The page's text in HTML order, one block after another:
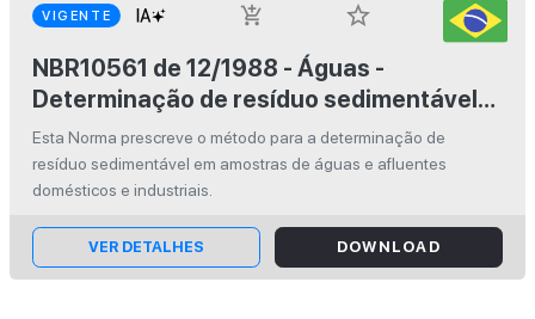
VIGENTE add_shopping_cart
star_border
NBR10561 de 12/1988 - Águas -
Determinação de resíduo sedimentável
(sólidos sedimentáveis) - Método do
cone de Imhoff - Método de ensaio
Esta Norma prescreve o método para a determinação de
resíduo sedimentável em amostras de águas e afluentes
domésticos e industriais.
VER DETALHES DOWNLOAD